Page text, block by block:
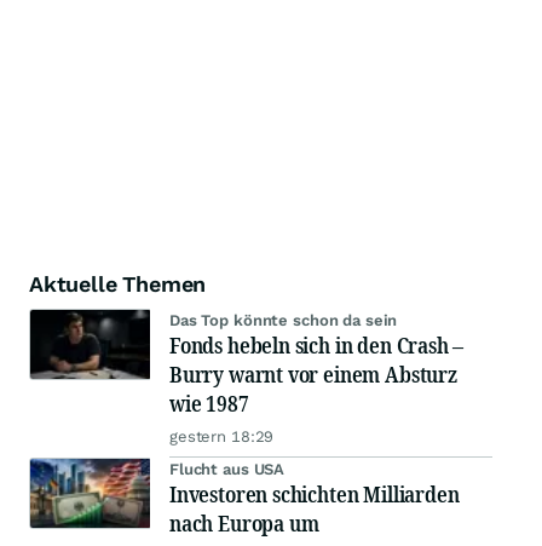
Aktuelle Themen
Das Top könnte schon da sein
Fonds hebeln sich in den Crash –
Burry warnt vor einem Absturz
wie 1987
gestern 18:29
Flucht aus USA
Investoren schichten Milliarden
nach Europa um